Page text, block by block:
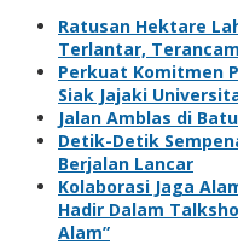
Ratusan Hektare
Terlantar,
Perkuat Komitmen
Siak Jajaki
Jalan Amblas di
Detik-Detik
Berjalan Lancar
Kolaborasi Jaga
Hadir Dalam
Alam”